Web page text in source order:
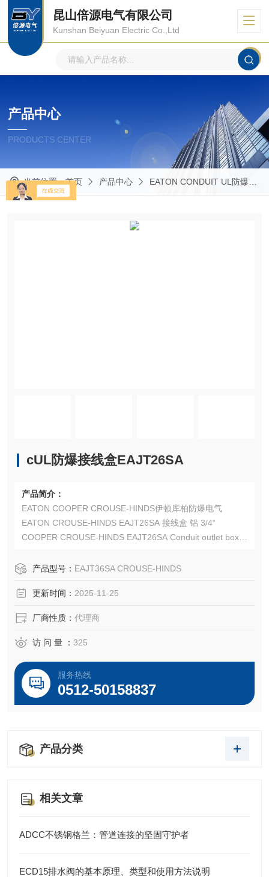
昆山倍源电气有限公司
Kunshan Beiyuan Electric Co.,Ltd
产品中心
PRODUCTS CENTER
当前位置：首页 产品中心 EATON CONDUIT UL防爆管件
cUL防爆接线盒EAJT26SA
产品简介：
EATON COOPER CROUSE-HINDS伊顿库柏防爆电气
EATON CROUSE-HINDS EAJT26SA 接线盒 铝 3/4“
COOPER CROUSE-HINDS EAJT26SA Conduit outlet box
EATON CROUSE-HINDS总代理-Kunshan Beiyuan Electric
产品型号： EAJT36SA CROUSE-HINDS
更新时间： 2025-11-25
厂商性质： 代理商
访 问 量 ： 325
服务热线
0512-50158837
产品分类
相关文章
ADCC不锈钢格兰：管道连接的坚固守护者
ECD15排水阀的基本原理、类型和使用方法说明